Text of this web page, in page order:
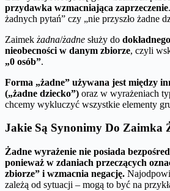
przydawka wzmacniająca zaprzeczenie
żadnych pytań” czy „nie przyszło żadne
Zaimek żadna/żadne służy do
nieobecności w danym zbiorze, czyli
„0 osób”.
Forma „żadne” używana jest między
(„żadne dziecko”) oraz w wyrażeniach
chcemy wykluczyć wszystkie elementy
Jakie Są Synonimy Do Zaimka
Żadne wyrażenie nie posiada
ponieważ w zdaniach przeczących
zbiorze” i wzmacnia negację.
zależą od sytuacji – mogą to być na